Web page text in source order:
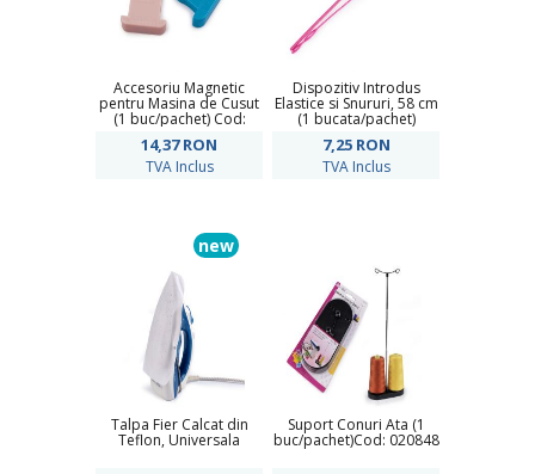
Accesoriu Magnetic
pentru Masina de Cusut
(1 buc/pachet) Cod:
14,37RON
TVA Inclus
Dispozitiv Introdus
Elastice si Snururi, 58 cm
(1 bucata/pachet)
7,25 RON
TVA Inclus
new
Talpa Fier Calcat din
Teflon, Universala
Suport Conuri Ata (1
buc/pachet)Cod: 020848